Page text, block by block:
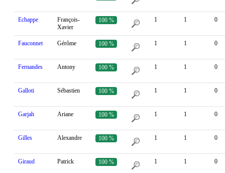
Echappe
François-
Xavier
100 % 1 1 0
Fauconnet Gérôme 100 % 1 1 0
Fernandes Antony 100 % 1 1 0
Galloti Sébastien 100 % 1 1 0
Garjah Ariane 100 % 1 1 0
Gilles Alexandre 100 % 1 1 0
Giraud Patrick 100 % 1 1 0